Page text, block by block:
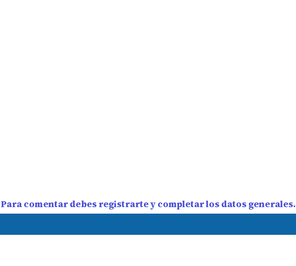
Para comentar debes registrarte y completar los datos generales.